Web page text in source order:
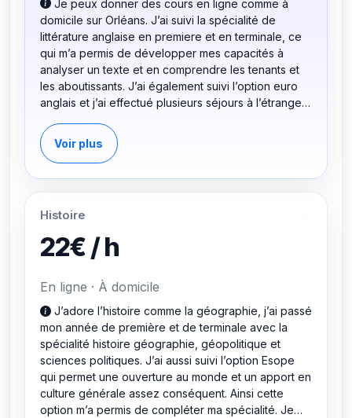
Je peux donner des cours en ligne comme à
domicile sur Orléans. J’ai suivi la spécialité de
littérature anglaise en premiere et en terminale, ce
qui m’a permis de développer mes capacités à
analyser un texte et en comprendre les tenants et
les aboutissants. J’ai également suivi l’option euro
anglais et j’ai effectué plusieurs séjours à l’étranger,
la langue. Je propose donc de donner des cours
d’anglais aux élèves ayant des difficultés en anglais
l’apprentissage et l’enrichissement du vocabulaire
par des jeux, des exercices, des épisodes de
dessins animés ou de film. Je propose également
du vocabulaire avec les élèves et sur l’expression
des phrases. J’ai aussi beaucoup de patience et
j’adore enseigner la langue.
Voir plus
Histoire
22€ / h
En ligne · À domicile
J’adore l’histoire comme la géographie, j’ai passé
mon année de première et de terminale avec la
spécialité histoire géographie, géopolitique et
sciences politiques. J’ai aussi suivi l’option Esope
qui permet une ouverture au monde et un apport en
culture générale assez conséquent. Ainsi cette
option m’a permis de compléter ma spécialité. Je